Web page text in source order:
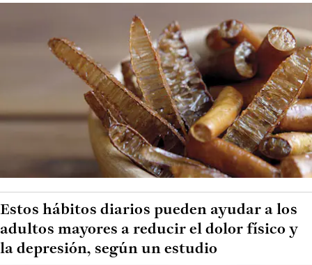
Estos hábitos diarios pueden ayudar a los
adultos mayores a reducir el dolor físico y
la depresión, según un estudio